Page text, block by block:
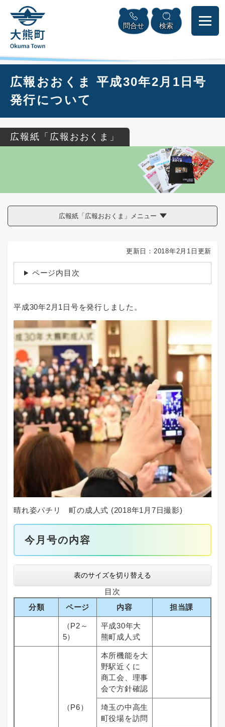
頭
メニューを飛ばして本文へ
問合せ 検索
広報おおくま 平成30年2月1日号
発行について
広報紙「広報おおくま」
広報紙「広報おおくま」メニュー
更新日：2018年2月1日更新
ページ内目次
平成30年2月1日号を発行しました。
晴れ姿パチリ 町の成人式 (2018年1月7日撮影)
今月号の内容
表のサイズを切り替える
目次
分類
ページ 内容 担当課
（P2～
5）
平成30年大
熊町成人式
（P6）
本所機能を大
野駅近くに
商工会、理事
会で方針確認
埼玉の中高生
町役場を訪問